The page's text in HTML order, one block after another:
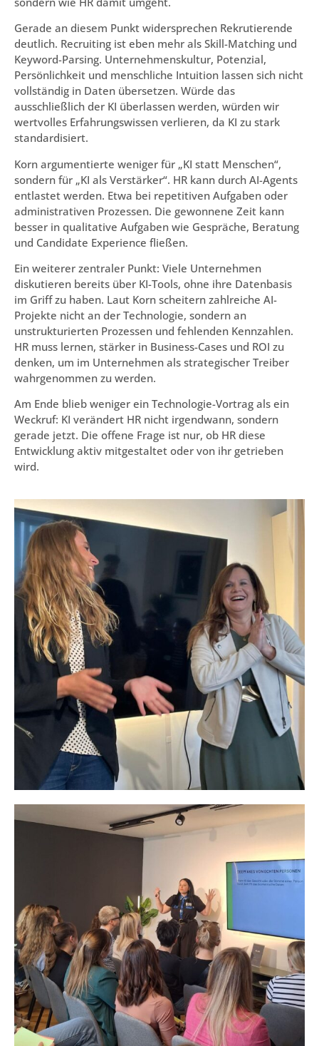
Gerade an diesem Punkt widersprechen Rekrutierende
deutlich. Recruiting ist eben mehr als Skill-Matching und
Keyword-Parsing. Unternehmenskultur, Potenzial,
Persönlichkeit und menschliche Intuition lassen sich nicht
vollständig in Daten übersetzen. Würde das
ausschließlich der KI überlassen werden, würden wir
wertvolles Erfahrungswissen verlieren, da KI zu stark
standardisiert.
Korn argumentierte weniger für „KI statt Menschen“,
sondern für „KI als Verstärker“. HR kann durch AI-Agents
entlastet werden. Etwa bei repetitiven Aufgaben oder
administrativen Prozessen. Die gewonnene Zeit kann
besser in qualitative Aufgaben wie Gespräche, Beratung
und Candidate Experience fließen.
Ein weiterer zentraler Punkt: Viele Unternehmen
diskutieren bereits über KI-Tools, ohne ihre Datenbasis
im Griff zu haben. Laut Korn scheitern zahlreiche AI-
Projekte nicht an der Technologie, sondern an
unstrukturierten Prozessen und fehlenden Kennzahlen.
HR muss lernen, stärker in Business-Cases und ROI zu
denken, um im Unternehmen als strategischer Treiber
wahrgenommen zu werden.
Am Ende blieb weniger ein Technologie-Vortrag als ein
Weckruf: KI verändert HR nicht irgendwann, sondern
gerade jetzt. Die offene Frage ist nur, ob HR diese
Entwicklung aktiv mitgestaltet oder von ihr getrieben
wird.